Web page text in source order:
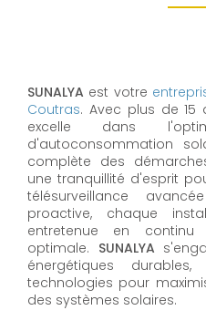
SUNALYA est votre
Coutras. Avec plus de 15
excelle dans
d'autoconsommation
complète des
une tranquillité d'esprit
télésurveillance
proactive, chaque
entretenue en
optimale. SUNALYA
énergétiques
technologies pour
des systèmes solaires.